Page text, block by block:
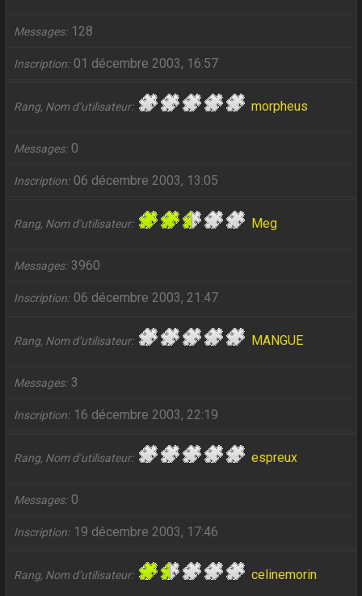
Messages 128
Inscription 01 décembre 2003, 16:57
Rang, Nom d’utilisateur morpheus
Messages 0
Inscription 06 décembre 2003, 13:05
Rang, Nom d’utilisateur Meg
Messages 3960
Inscription 06 décembre 2003, 21:47
Rang, Nom d’utilisateur MANGUE
Messages 3
Inscription 16 décembre 2003, 22:19
Rang, Nom d’utilisateur espreux
Messages 0
Inscription 19 décembre 2003, 17:46
Rang, Nom d’utilisateur celinemorin